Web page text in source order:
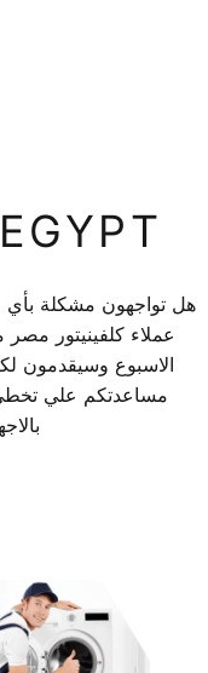
هل تواجهون مشكلة بأي
عملاء كلفينيتور
الاسبوع وسيقدمون
مساعدتكم علي